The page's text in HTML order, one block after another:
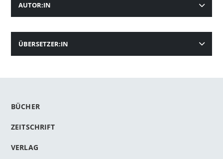
AUTOR:IN
ÜBERSETZER:IN
BÜCHER
ZEITSCHRIFT
VERLAG